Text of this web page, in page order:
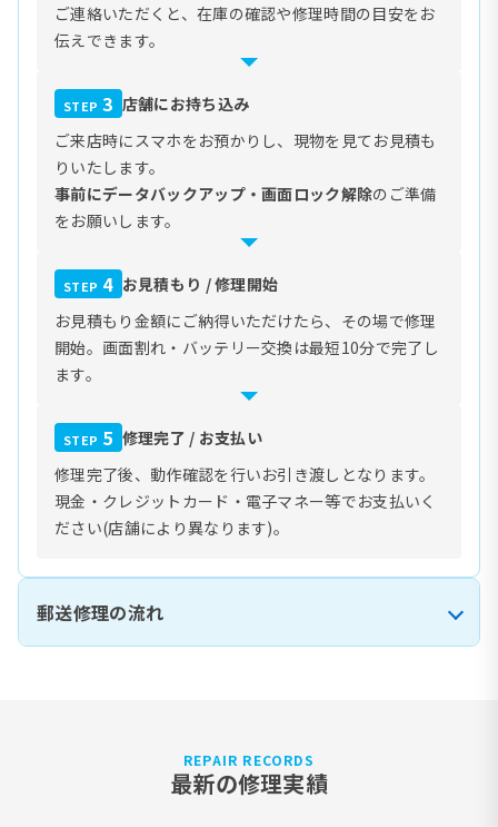
ご連絡いただくと、在庫の確認や修理時間の目安をお
伝えできます。
STEP 3 店舗にお持ち込み
ご来店時にスマホをお預かりし、現物を見てお見積も
りいたします。
事前にデータバックアップ・画面ロック解除のご準備
をお願いします。
STEP 4 お見積もり / 修理開始
お見積もり金額にご納得いただけたら、その場で修理
開始。画面割れ・バッテリー交換は最短10分で完了し
ます。
STEP 5 修理完了 / お支払い
修理完了後、動作確認を行いお引き渡しとなります。
現金・クレジットカード・電子マネー等でお支払いく
ださい(店舗により異なります)。
郵送修理の流れ
REPAIR RECORDS
最新の修理実績